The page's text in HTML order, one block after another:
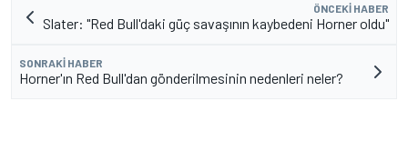
ÖNCEKI HABER
Slater: "Red Bull'daki güç savaşının kaybedeni Horner oldu"
SONRAKI HABER
Horner'ın Red Bull'dan gönderilmesinin nedenleri neler?